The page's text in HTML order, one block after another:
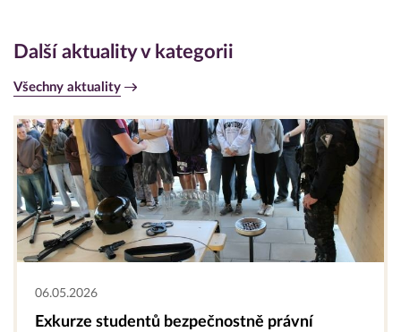
Další aktuality v kategorii
Všechny aktuality
06.05.2026
Exkurze studentů bezpečnostně právní